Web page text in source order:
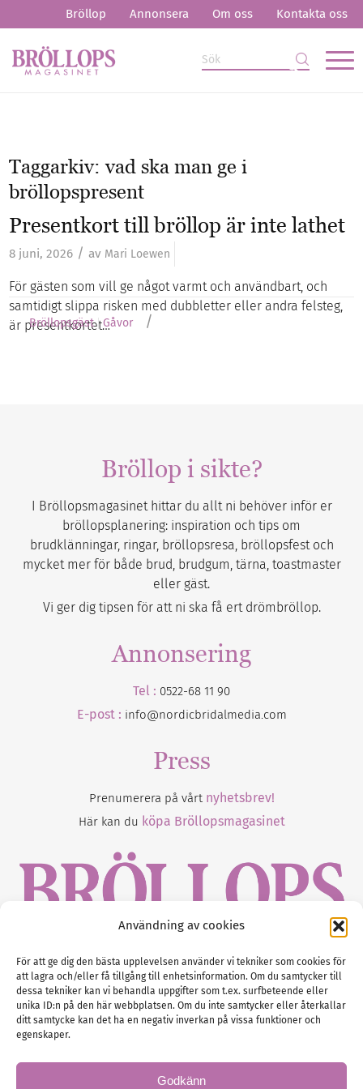
Användning av cookies
För att ge dig den bästa upplevelsen använder vi tekniker som cookies för
att lagra och/eller få tillgång till enhetsinformation. Om du samtycker till
dessa tekniker kan vi behandla uppgifter som t.ex. surfbeteende eller
unika ID:n på den här webbplatsen. Om du inte samtycker eller återkallar
ditt samtycke kan det ha en negativ inverkan på vissa funktioner och
egenskaper.
Godkänn
Bröllop Annonsera Om oss Kontakta oss
Taggarkiv:vad ska man ge i
bröllopspresent
Presentkort till bröllop är inte lathet
8 juni, 2026 / av Mari Loewen
För gästen som vill ge något varmt och användbart, och
samtidigt slippa risken med dubbletter eller andra felsteg,
är presentkortet…
Bröllopsgäst Gåvor /
Bröllop i sikte?
I Bröllopsmagasinet hittar du allt ni behöver inför er
bröllopsplanering: inspiration och tips om
brudklänningar, ringar, bröllopsresa, bröllopsfest och
mycket mer för både brud, brudgum, tärna, toastmaster
eller gäst.
Vi ger dig tipsen för att ni ska få ert drömbröllop.
Annonsering
Tel : 0522-68 11 90
E-post : info@nordicbridalmedia.com
Press
Prenumerera på vårt nyhetsbrev!
Här kan du köpa Bröllopsmagasinet
Gustaf Mattssons väg 2, 451 50 Uddevalla
Tel :0522-68 11 90
E-post:info@nordicbridalmedia.com